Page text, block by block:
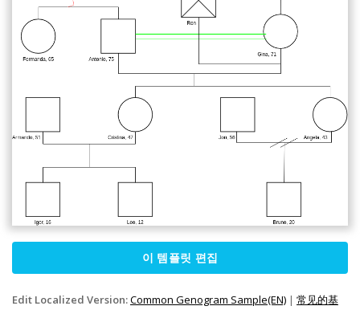
이 템플릿 편집
Edit Localized Version:Common Genogram Sample(EN) | 常见的基